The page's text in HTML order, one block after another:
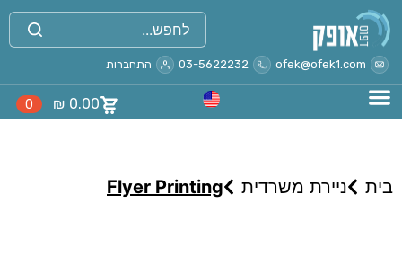
ofek@ofek1.com
03-5622232 התחברות
₪ 0.00
0
בית ניירת משרדית Flyer Printing